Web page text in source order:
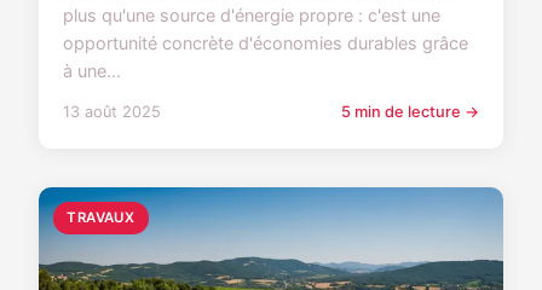
plus qu'une source d'énergie propre : c'est une
opportunité concrète d'économies durables grâce
à une...
13 août 2025 5 min de lecture →
TRAVAUX